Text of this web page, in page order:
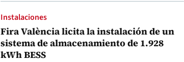
Instalaciones
Fira València licita la instalación de un
sistema de almacenamiento de 1.928
kWh BESS